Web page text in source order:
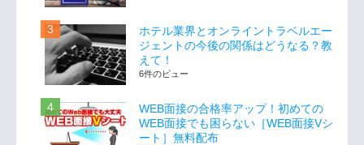
ホテル業界とオンライントラベルエー
ジェントの今後の関係はどうなる？教
えて！
6件のビュー
WEB面接の合格率アップ！初めての
WEB面接でも困らない［WEB面接Vシ
ート］無料配布